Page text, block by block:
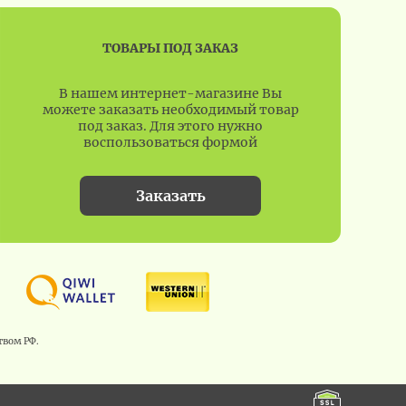
ТОВАРЫ ПОД ЗАКАЗ
В нашем интернет-магазине Вы
можете заказать необходимый товар
под заказ. Для этого нужно
воспользоваться формой
Заказать
РФ.